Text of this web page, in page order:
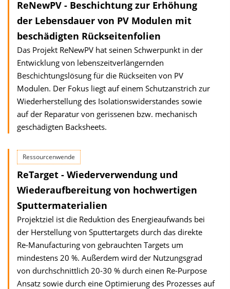
ReNewPV - Beschichtung zur Erhöhung
der Lebensdauer von PV Modulen mit
beschädigten Rückseitenfolien
Das Projekt ReNewPV hat seinen Schwerpunkt in der
Entwicklung von lebenszeitverlängernden
Beschichtungslösung für die Rückseiten von PV
Modulen. Der Fokus liegt auf einem Schutzanstrich zur
Wiederherstellung des Isolationswiderstandes sowie
auf der Reparatur von gerissenen bzw. mechanisch
geschädigten Backsheets.
Ressourcenwende
ReTarget - Wiederverwendung und
Wiederaufbereitung von hochwertigen
Sputtermaterialien
Projektziel ist die Reduktion des Energieaufwands bei
der Herstellung von Sputtertargets durch das direkte
Re-Manufacturing von gebrauchten Targets um
mindestens 20 %. Außerdem wird der Nutzungsgrad
von durchschnittlich 20-30 % durch einen Re-Purpose
Ansatz sowie durch eine Optimierung des Prozesses auf